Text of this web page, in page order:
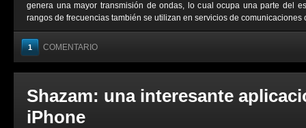
genera una mayor transmisión de ondas, lo cual ocupa una parte del
rangos de frecuencias también se utilizan en servicios de comunicaciones
1 COMENTARIO
Shazam: una interesante
iPhone